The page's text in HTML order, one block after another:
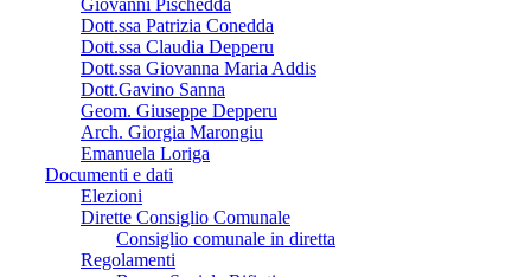
Dott.ssa Patrizia Conedda
Dott.ssa Claudia Depperu
Dott.ssa Giovanna Maria Addis
Dott.Gavino Sanna
Geom. Giuseppe Depperu
Arch. Giorgia Marongiu
Emanuela Loriga
Documenti e dati
Elezioni
Dirette Consiglio Comunale
Consiglio comunale in diretta
Regolamenti